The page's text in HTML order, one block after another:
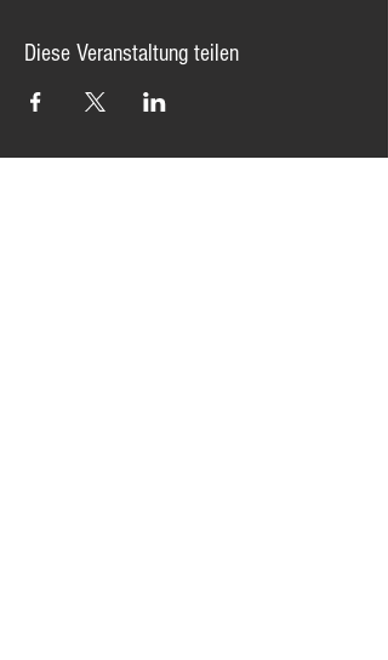
Diese Veranstaltung teilen